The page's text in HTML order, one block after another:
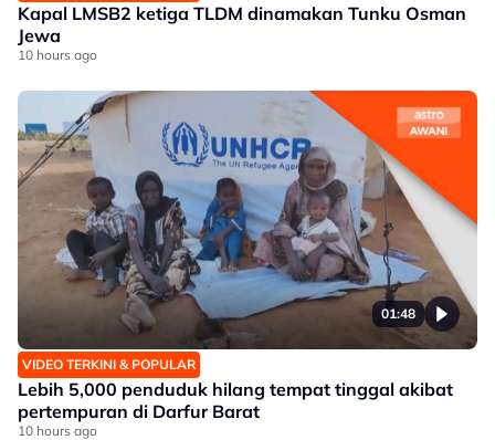
Kapal LMSB2 ketiga TLDM dinamakan Tunku Osman
Jewa
10 hours ago
01:48
VIDEO TERKINI & POPULAR
Lebih 5,000 penduduk hilang tempat tinggal akibat
pertempuran di Darfur Barat
10 hours ago